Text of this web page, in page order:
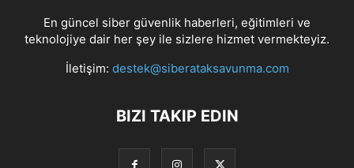
En güncel siber güvenlik haberleri, eğitimleri ve
teknolojiye dair her şey ile sizlere hizmet vermekteyiz.
İletişim: destek@siberataksavunma.com
BIZI TAKIP EDIN